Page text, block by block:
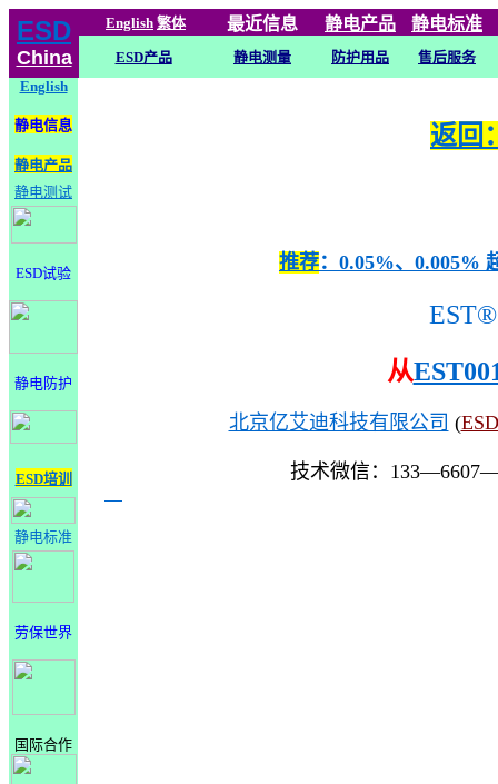
ESD
China
English 繁体 最近信息 静电产品 静电标准
ESD产品 静电测量 防护用品
售后服务
English
静电信息
静电产品
静电测试
ESD试验
静电防护
ESD培训
静电标准
劳保世界
国际合作
返回
推荐：0.05%、0.005%
EST®
从
北京亿艾迪科技有限公司 (
技术微信：